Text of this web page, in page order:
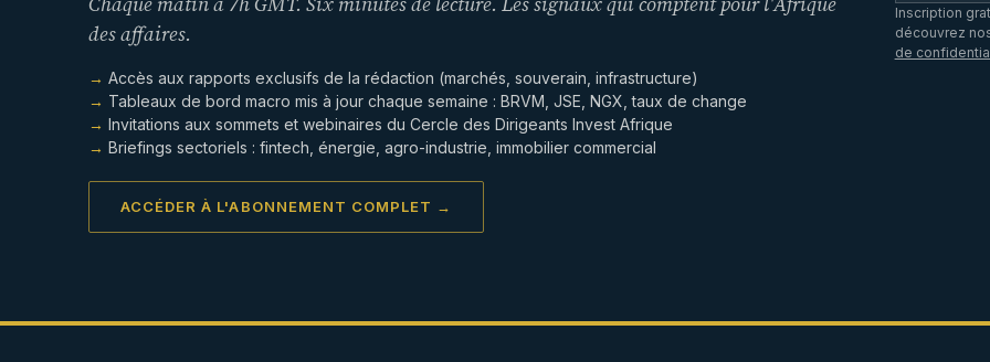
des affaires.
Accès aux rapports exclusifs de la rédaction (marchés, souverain, infrastructure)
Tableaux de bord macro mis à jour chaque semaine : BRVM, JSE, NGX, taux de change
Invitations aux sommets et webinaires du Cercle des Dirigeants Invest Afrique
Briefings sectoriels : fintech, énergie, agro-industrie, immobilier commercial
ACCÉDER À L'ABONNEMENT COMPLET →
Inscription
découvrez
de